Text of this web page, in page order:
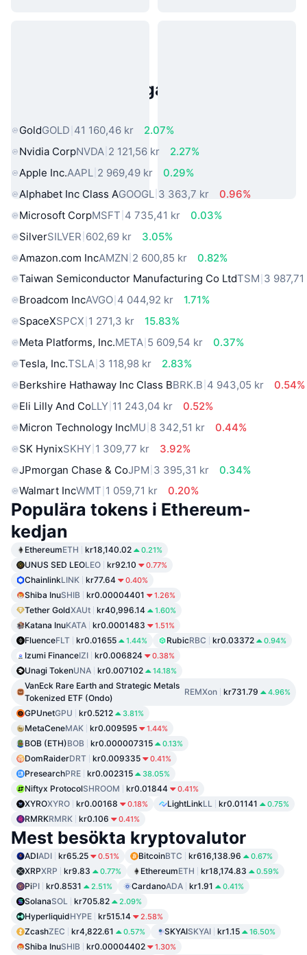
Populära tillgångar från den
GoldGOLD 41 160,46 kr
2.07%
Nvidia CorpNVDA 2 121,56 kr
2.27%
Apple Inc.AAPL 2 969,49 kr
0.29%
Alphabet Inc Class AGOOGL 3 363,7 kr
0.96%
Microsoft CorpMSFT 4 735,41 kr
0.03%
SilverSILVER 602,69 kr
3.05%
Amazon.com IncAMZN 2 600,85 kr
0.82%
Taiwan Semiconductor Manufacturing Co LtdTSM 3
Broadcom IncAVGO 4 044,92 kr
1.71%
SpaceXSPCX 1 271,3 kr
15.83%
Meta Platforms, Inc.META 5 609,54 kr
0.37%
Tesla, Inc.TSLA 3 118,98 kr
2.83%
Berkshire Hathaway Inc Class BBRK.B 4 943,05 kr
0.54%
Eli Lilly And CoLLY 11 243,04 kr
0.52%
Micron Technology IncMU 8 342,51 kr
0.44%
SK HynixSKHY 1 309,77 kr
3.92%
JPmorgan Chase & CoJPM 3 395,31 kr
0.34%
Walmart IncWMT 1 059,71 kr 0.20%
Populära tokens i Ethereum-
kedjan
EthereumETH kr18,140.02 0.21%
UNUS SED LEOLEO kr92.10 0.77%
ChainlinkLINK kr77.64 0.40%
Shiba InuSHIB kr0.00004401 1.26%
Tether GoldXAUt kr40,996.14 1.60%
Katana InuKATA kr0.0001483 1.51%
FluenceFLT kr0.01655 1.44% RubicRBC kr0.03372 0.94%
Izumi FinanceIZI kr0.006824 0.38%
Unagi TokenUNA kr0.007102 14.18%
VanEck Rare Earth and Strategic Metals
Tokenized ETF (Ondo)
REMXon kr731.79 4.96%
GPUnetGPU kr0.5212 3.81%
MetaCeneMAK kr0.009595 1.44%
BOB (ETH)BOB kr0.000007315 0.13%
DomRaiderDRT kr0.009335 0.41%
PresearchPRE kr0.002315 38.05%
Niftyx ProtocolSHROOM kr0.01844 0.41%
XYROXYRO kr0.00168 0.18% LightLinkLL kr0.01141 0.75%
RMRKRMRK kr0.106 0.41%
Mest besökta kryptovalutor
ADIADI kr65.25 0.51% BitcoinBTC kr616,138.96 0.67%
XRPXRP kr9.83 0.77% EthereumETH kr18,174.83 0.59%
PiPI kr0.8531 2.51% CardanoADA kr1.91 0.41%
SolanaSOL kr705.82 2.09%
HyperliquidHYPE kr515.14 2.58%
ZcashZEC kr4,822.61 0.57% SKYAISKYAI kr1.15 16.50%
Shiba InuSHIB kr0.00004402 1.30%